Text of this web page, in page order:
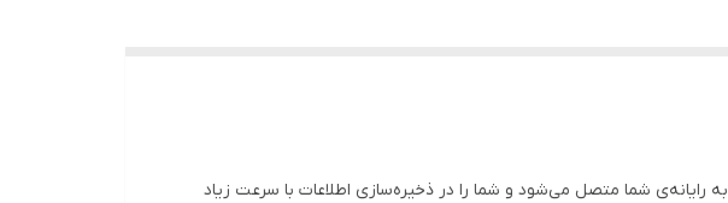
هارددیسک اکسترنال «My Passport» محصولی از شرکت «وسترن دیجیتال» است که از طریق رابط USB3.0 به رایانه‌ی شما متصل می‌شود و شما را در ذخیره‌سازی اطلاعات با سرعت زیاد